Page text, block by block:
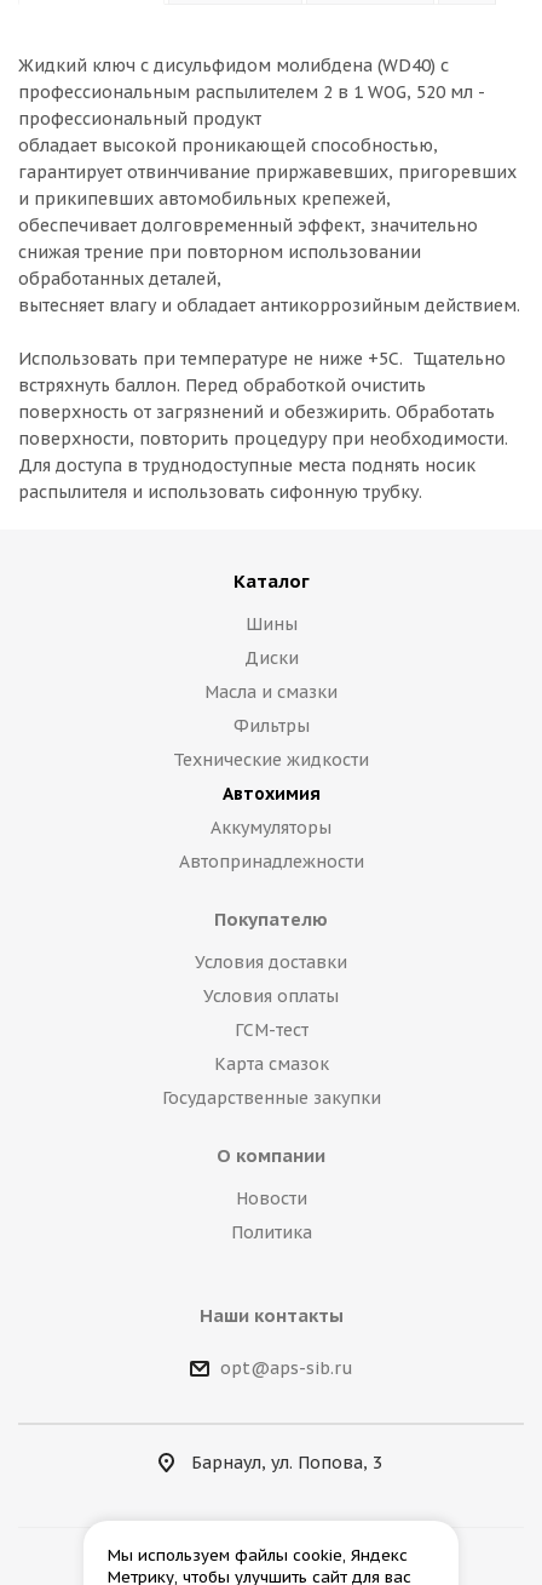
Жидкий ключ с дисульфидом молибдена (WD40) с
профессиональным распылителем 2 в 1 WOG, 520 мл -
профессиональный продукт
обладает высокой проникающей способностью,
гарантирует отвинчивание приржавевших, пригоревших
и прикипевших автомобильных крепежей,
обеспечивает долговременный эффект, значительно
снижая трение при повторном использовании
обработанных деталей,
вытесняет влагу и обладает антикоррозийным действием.
Использовать при температуре не ниже +5С. Тщательно
встряхнуть баллон. Перед обработкой очистить
поверхность от загрязнений и обезжирить. Обработать
поверхности, повторить процедуру при необходимости.
Для доступа в труднодоступные места поднять носик
распылителя и использовать сифонную трубку.
Каталог
Шины
Диски
Масла и смазки
Фильтры
Технические жидкости
Автохимия
Аккумуляторы
Автопринадлежности
Покупателю
Условия доставки
Условия оплаты
ГСМ-тест
Карта смазок
Государственные закупки
О компании
Новости
Политика
Наши контакты
opt@aps-sib.ru
Барнаул, ул. Попова, 3
2026 © АгроПромСнаб
Мы используем файлы cookie, Яндекс
Метрику, чтобы улучшить сайт для вас